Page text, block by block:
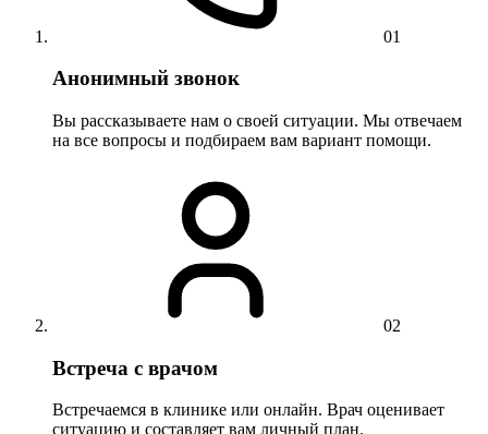
01
Анонимный звонок
Вы рассказываете нам о своей ситуации. Мы отвечаем
на все вопросы и подбираем вам вариант помощи.
02
Встреча с врачом
Встречаемся в клинике или онлайн. Врач оценивает
ситуацию и составляет вам личный план.